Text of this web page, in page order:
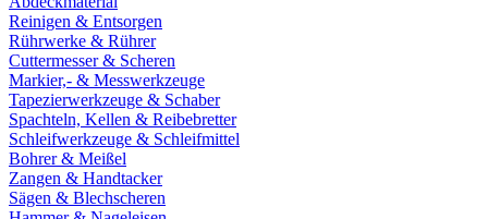
Reinigen & Entsorgen
Rührwerke & Rührer
Cuttermesser & Scheren
Markier,- & Messwerkzeuge
Tapezierwerkzeuge & Schaber
Spachteln, Kellen & Reibebretter
Schleifwerkzeuge & Schleifmittel
Bohrer & Meißel
Zangen & Handtacker
Sägen & Blechscheren